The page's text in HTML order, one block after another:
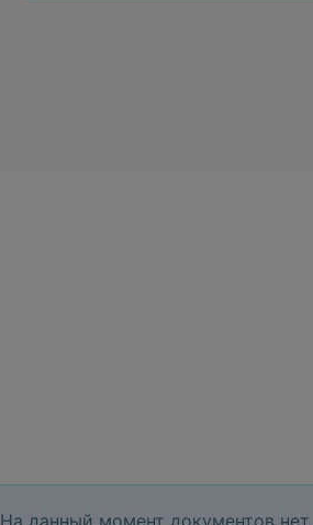
На данный момент документов нет.